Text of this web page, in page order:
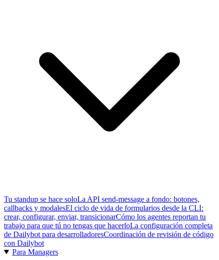
Tu standup se hace soloLa API send-message a fondo: botones,
callbacks y modalesEl ciclo de vida de formularios desde la CLI:
crear, configurar, enviar, transicionarCómo los agentes reportan tu
trabajo para que tú no tengas que hacerloLa configuración completa
de Dailybot para desarrolladoresCoordinación de revisión de código
con Dailybot
Para Managers